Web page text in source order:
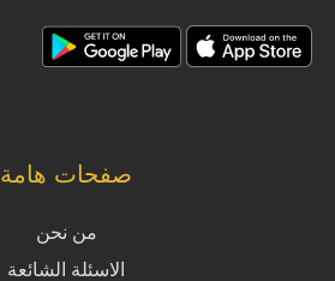
صفحات هامة
من نحن
الاسئلة الشائعة